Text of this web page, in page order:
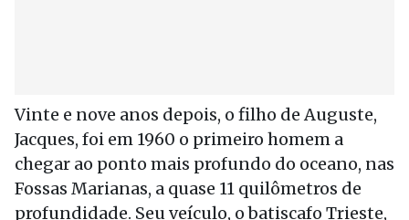
Vinte e nove anos depois, o filho de Auguste,
Jacques, foi em 1960 o primeiro homem a
chegar ao ponto mais profundo do oceano, nas
Fossas Marianas, a quase 11 quilômetros de
profundidade. Seu veículo, o batiscafo Trieste,